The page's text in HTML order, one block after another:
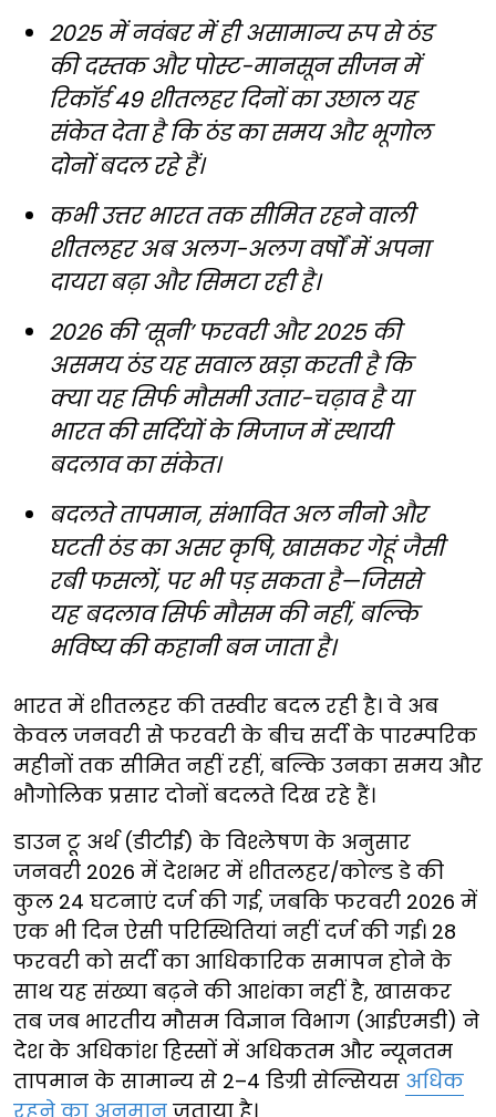
2025 में नवंबर में ही असामान्य रूप से ठंड
की दस्तक और पोस्ट-मानसून सीजन में
रिकॉर्ड 49 शीतलहर दिनों का उछाल यह
संकेत देता है कि ठंड का समय और भूगोल
दोनों बदल रहे हैं।
कभी उत्तर भारत तक सीमित रहने वाली
शीतलहर अब अलग-अलग वर्षों में अपना
दायरा बढ़ा और सिमटा रही है।
2026 की ‘सूनी’ फरवरी और 2025 की
असमय ठंड यह सवाल खड़ा करती है कि
क्या यह सिर्फ मौसमी उतार-चढ़ाव है या
भारत की सर्दियों के मिजाज में स्थायी
बदलाव का संकेत।
बदलते तापमान, संभावित अल नीनो और
घटती ठंड का असर कृषि, खासकर गेहूं जैसी
रबी फसलों, पर भी पड़ सकता है—जिससे
यह बदलाव सिर्फ मौसम की नहीं, बल्कि
भविष्य की कहानी बन जाता है।
भारत में शीतलहर की तस्वीर बदल रही है। वे अब
केवल जनवरी से फरवरी के बीच सर्दी के पारम्परिक
महीनों तक सीमित नहीं रहीं, बल्कि उनका समय और
भौगोलिक प्रसार दोनों बदलते दिख रहे हैं।
डाउन टू अर्थ (डीटीई) के विश्लेषण के अनुसार
जनवरी 2026 में देशभर में शीतलहर/कोल्ड डे की
कुल 24 घटनाएं दर्ज की गई, जबकि फरवरी 2026 में
एक भी दिन ऐसी परिस्थितियां नहीं दर्ज की गई। 28
फरवरी को सर्दी का आधिकारिक समापन होने के
साथ यह संख्या बढ़ने की आशंका नहीं है, खासकर
तब जब भारतीय मौसम विज्ञान विभाग (आईएमडी) ने
देश के अधिकांश हिस्सों में अधिकतम और न्यूनतम
तापमान के सामान्य से 2–4 डिग्री सेल्सियस अधिक
रहने का अनुमान जताया है।